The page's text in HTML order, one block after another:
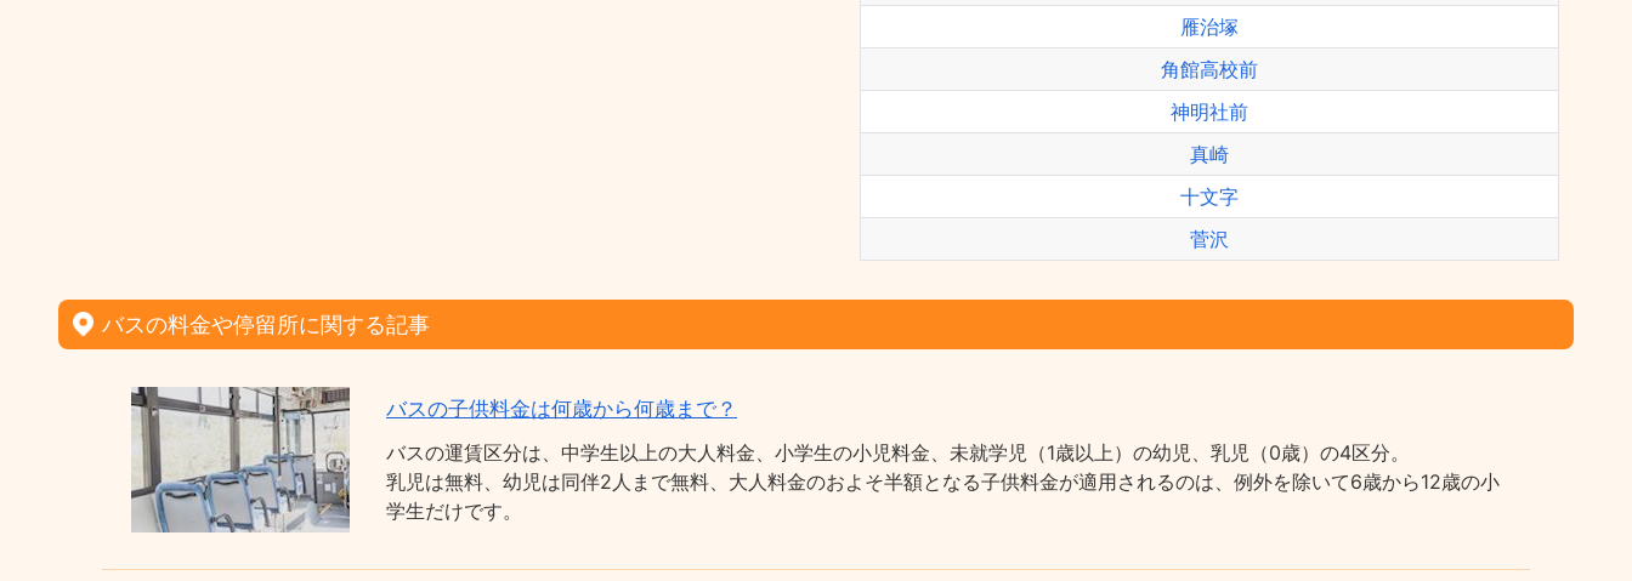
雁治塚
角館高校前
神明社前
真崎
十文字
菅沢
バスの料金や停留所に関する記事
バスの子供料金は何歳から何歳まで？
バスの運賃区分は、中学生以上の大人料金、小学生の小児料金、未就学児（1歳以上）の幼児、乳児（0歳）の4区分。
乳児は無料、幼児は同伴2人まで無料、大人料金のおよそ半額となる子供料金が適用されるのは、例外を除いて6歳から12歳の小
学生だけです。